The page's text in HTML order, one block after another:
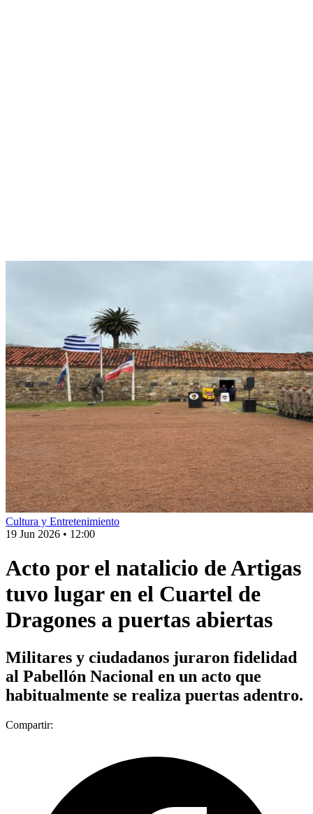
Cultura y Entretenimiento
19 Jun 2026 • 12:00
Acto por el natalicio de Artigas
tuvo lugar en el Cuartel de
Dragones a puertas abiertas
Militares y ciudadanos juraron fidelidad
al Pabellón Nacional en un acto que
habitualmente se realiza puertas adentro.
Compartir: